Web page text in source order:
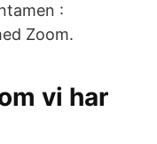
:
Zoom.
vi har